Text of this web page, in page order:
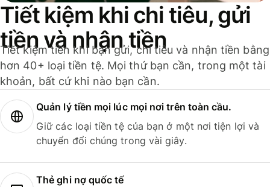
Tiết kiệm khi chi tiêu, gửi
tiền và nhận tiền
Tiết kiệm tiền khi bạn gửi, chi tiêu và nhận tiền bằng
hơn 40+ loại tiền tệ. Mọi thứ bạn cần, trong một tài
khoản, bất cứ khi nào bạn cần.
Quản lý tiền mọi lúc mọi nơi trên toàn cầu.
Giữ các loại tiền tệ của bạn ở một nơi tiện lợi và
chuyển đổi chúng trong vài giây.
Thẻ ghi nợ quốc tế